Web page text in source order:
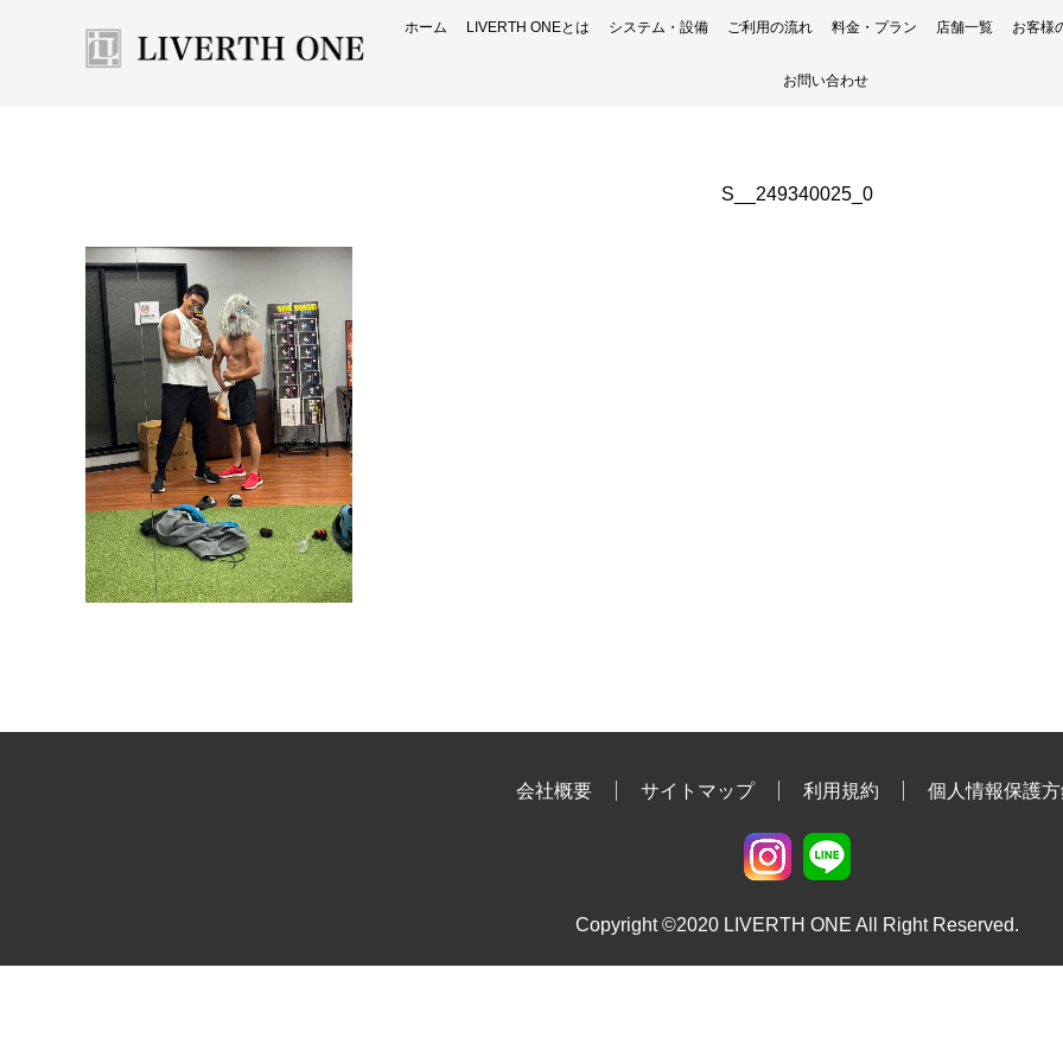
ホーム LIVERTH ONEとは システム・設備 ご利用の流れ 料金・プラン 店舗一覧 お客様
お問い合わせ
S__249340025_0
会社概要 サイトマップ 利用規約 個人情報保護
Copyright ©2020 LIVERTH ONE All Right Reserved.